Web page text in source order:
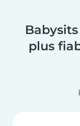
plus